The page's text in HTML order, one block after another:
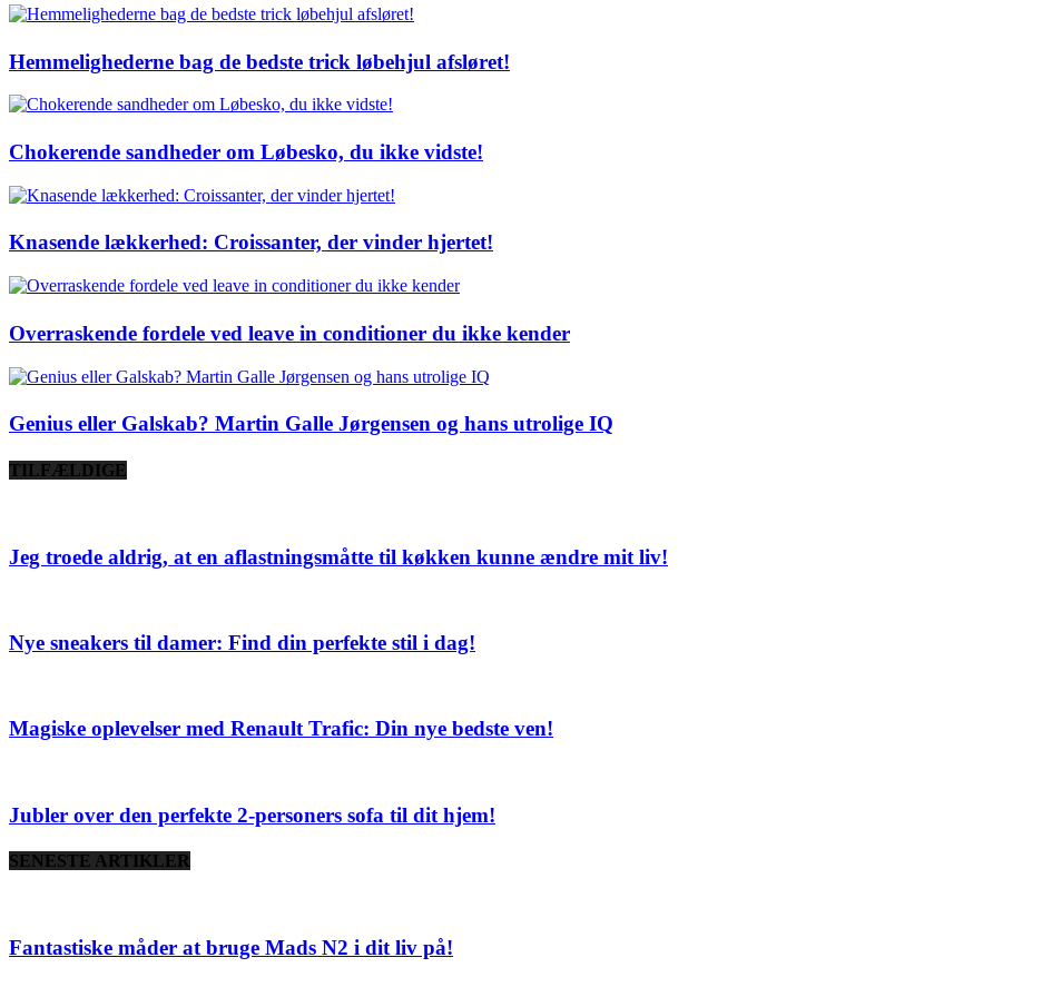
Hemmelighederne bag de bedste trick løbehjul afsløret!
Chokerende sandheder om Løbesko, du ikke vidste!
Knasende lækkerhed: Croissanter, der vinder hjertet!
Overraskende fordele ved leave in conditioner du ikke kender
Genius eller Galskab? Martin Galle Jørgensen og hans utrolige IQ
TILFÆLDIGE
Jeg troede aldrig, at en aflastningsmåtte til køkken kunne ændre mit liv!
Nye sneakers til damer: Find din perfekte stil i dag!
Magiske oplevelser med Renault Trafic: Din nye bedste ven!
Jubler over den perfekte 2-personers sofa til dit hjem!
SENESTE ARTIKLER
Fantastiske måder at bruge Mads N2 i dit liv på!